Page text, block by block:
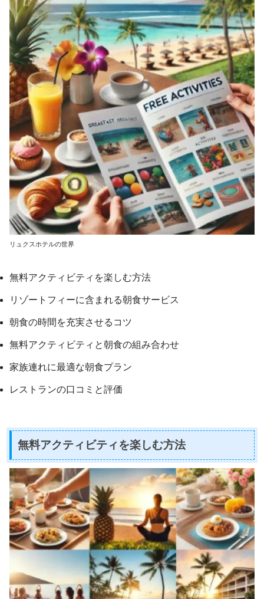
リュクスホテルの世界
無料アクティビティを楽しむ方法
リゾートフィーに含まれる朝食サービス
朝食の時間を充実させるコツ
無料アクティビティと朝食の組み合わせ
家族連れに最適な朝食プラン
レストランの口コミと評価
無料アクティビティを楽しむ方法